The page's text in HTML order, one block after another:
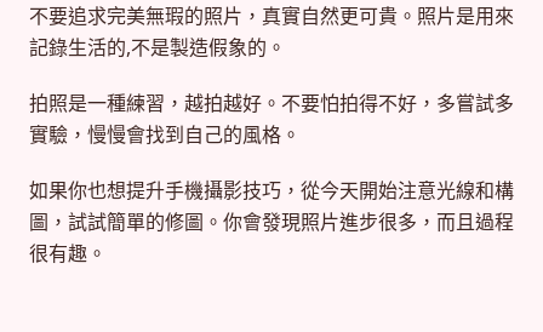
不要追求完美無瑕的照片，真實自然更可貴。照片是用來
記錄生活的,不是製造假象的。
拍照是一種練習，越拍越好。不要怕拍得不好，多嘗試多
實驗，慢慢會找到自己的風格。
如果你也想提升手機攝影技巧，從今天開始注意光線和構
圖，試試簡單的修圖。你會發現照片進步很多，而且過程
很有趣。